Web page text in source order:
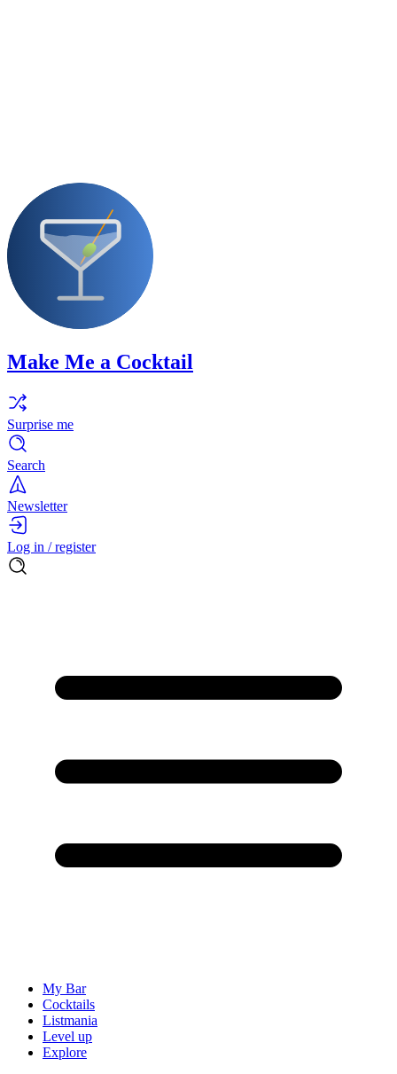
Make Me a Cocktail
Surprise me
Search
Newsletter
Log in / register
My Bar
Cocktails
Listmania
Level up
Explore